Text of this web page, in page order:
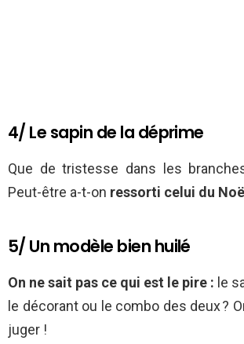
4/ Le sapin de la déprime
Que de tristesse dans les
Peut-être a-t-on ressorti celui du
5/ Un modèle bien huilé
On ne sait pas ce qui est le pire : le
le décorant ou le combo des deux ?
juger !